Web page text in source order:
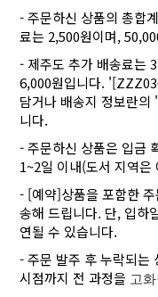
- 주문하신 상품의 총합
료는 2,500원이며,
- 제주도 추가 배송료는
6,000원입니다.
담거나 배송지 정보란의
니다.
- 주문하신 상품은 입금
1~2일 이내(도서 지역
- [예약]상품을 포함한
송해 드립니다. 단, 입하
연될 수 있습니다.
- 주문 발주 후 누락되는
시점까지 전 과정을 고